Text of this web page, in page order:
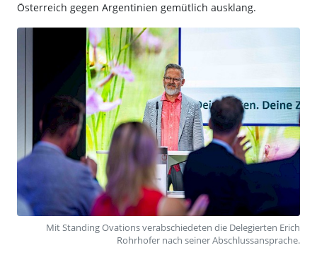
Österreich gegen Argentinien gemütlich ausklang.
Mit Standing Ovations verabschiedeten die Delegierten Erich
Rohrhofer nach seiner Abschlussansprache.